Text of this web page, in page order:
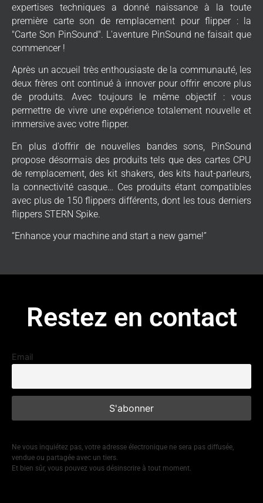
expertises techniques a donné naissance à la toute
première carte son de remplacement pour flipper : la
"Carte Son PinSound". L'aventure PinSound ne faisait que
commencer !
Après un accueil très enthousiaste de la communauté, les
deux frères ont continué à innover pour offrir encore plus
de produits. Avec toujours le même objectif : vous
permettre de vivre une expérience totalement nouvelle et
immersive avec votre flipper.
En plus d'offrir de nouvelles bandes sons, PinSound
propose désormais des produits tels que des cartes CPU
de remplacement, des kit shakers, des kits haut-parleurs,
la connectivité casque… Ces produits étant compatibles
avec plus de 150 flippers différents, dont les tous derniers
flippers STERN Spike.
“Enhance your machine and start a new game!”
Restez en contact
Email
Ne vous inquiétez pas, votre adresse électronique ne sera pas diffusée,
vendue ou partagée avec un tiers.
Et bien sûr, vous pouvez vous désinscrire à tout moment.